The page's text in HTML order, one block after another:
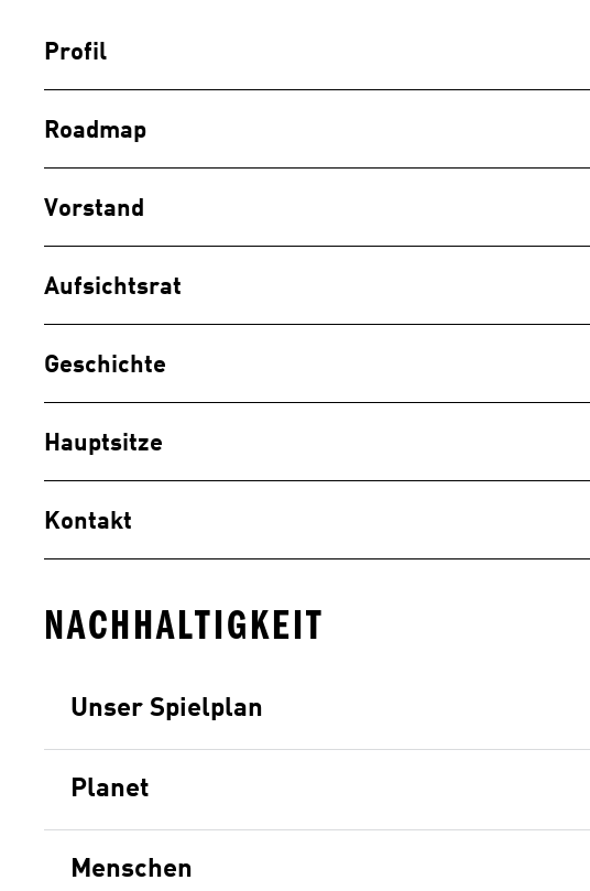
Profil
Roadmap
Vorstand
Aufsichtsrat
Geschichte
Hauptsitze
Kontakt
NACHHALTIGKEIT
Unser Spielplan
Planet
Menschen